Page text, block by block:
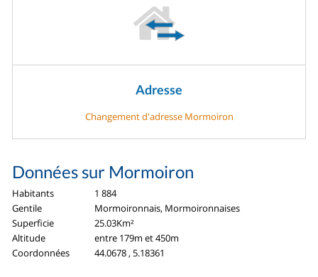
Adresse
Changement d'adresse Mormoiron
Données sur Mormoiron
Habitants
1 884
Gentile
Mormoironnais, Mormoironnaises
Superficie
25.03Km²
Altitude
entre 179m et 450m
Coordonnées
44.0678 , 5.18361